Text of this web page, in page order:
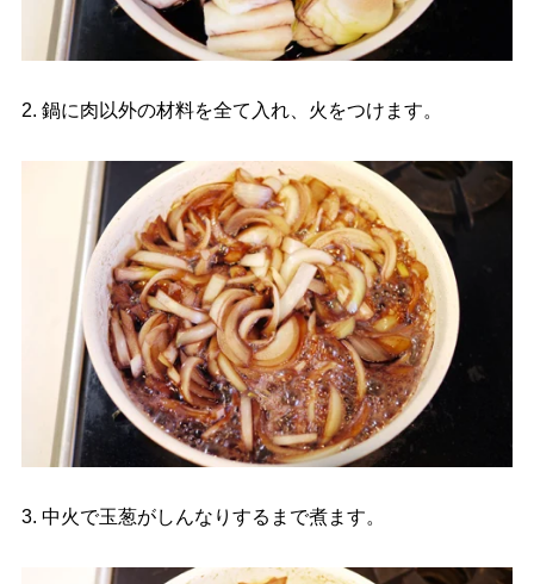
2. 鍋に肉以外の材料を全て入れ、火をつけます。
3. 中火で玉葱がしんなりするまで煮ます。